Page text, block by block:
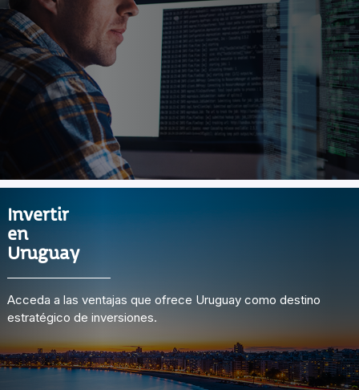
Invertir
en
Uruguay
Acceda a las ventajas que ofrece Uruguay como destino
estratégico de inversiones.